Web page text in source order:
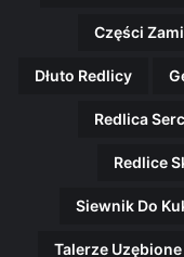
Części
Dłuto Redlicy
Redlica
Redlice
Siewnik Do
Talerze Uzębione